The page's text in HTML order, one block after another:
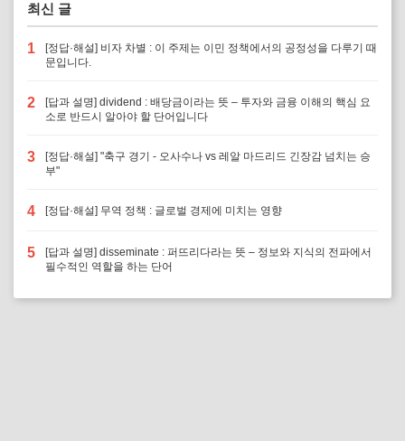
최신 글
1
[정답·해설] 비자 차별 : 이 주제는 이민 정책에서의 공정성을 다루기 때
문입니다.
2
[답과 설명] dividend : 배당금이라는 뜻 – 투자와 금융 이해의 핵심 요
소로 반드시 알아야 할 단어입니다
3
[정답·해설] "축구 경기 - 오사수나 vs 레알 마드리드 긴장감 넘치는 승
부"
4 [정답·해설] 무역 정책 : 글로벌 경제에 미치는 영향
5
[답과 설명] disseminate : 퍼뜨리다라는 뜻 – 정보와 지식의 전파에서
필수적인 역할을 하는 단어